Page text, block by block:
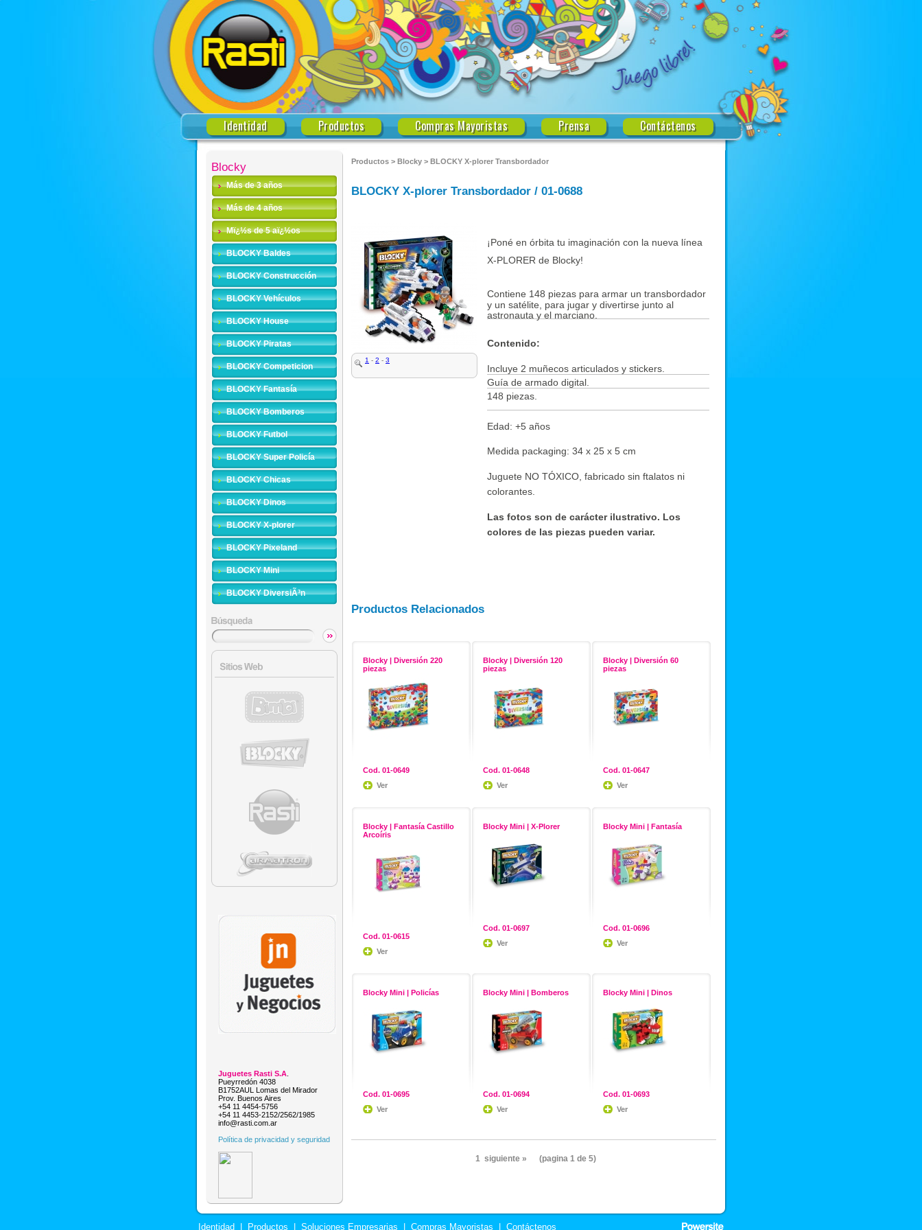
Identidad Productos Compras Mayoristas Prensa Contáctenos
Blocky
Más de 3 años
Más de 4 años
Mï¿½s de 5 aï¿½os
BLOCKY Baldes
BLOCKY Construcción
BLOCKY Vehículos
BLOCKY House
BLOCKY Piratas
BLOCKY Competicion
BLOCKY Fantasía
BLOCKY Bomberos
BLOCKY Futbol
BLOCKY Super Policía
BLOCKY Chicas
BLOCKY Dinos
BLOCKY X-plorer
BLOCKY Pixeland
BLOCKY Mini
BLOCKY DiversiÃ³n
Juguetes Rasti S.A
Pueyrredón 4038
B1752AUL Lomas del Mirador
Prov. Buenos Aires
+54 11 4454-5756
+54 11 4453-2152/2562/1985
info@rasti.com.ar
Política de privacidad y seguridad
Productos > Blocky > BLOCKY X-plorer Transbordador
BLOCKY X-plorer Transbordador / 01-0688
1 - 2 - 3
¡Poné en órbita tu imaginación con la nueva línea
X-PLORER de Blocky!
Contiene 148 piezas para armar un transbordador
y un satélite, para jugar y divertirse junto al
astronauta y el marciano.
Contenido:
Incluye 2 muñecos articulados y stickers.
Guía de armado digital.
148 piezas.
Edad: +5 años
Medida packaging: 34 x 25 x 5 cm
Juguete NO TÓXICO, fabricado sin ftalatos ni
colorantes.
Las fotos son de carácter ilustrativo. Los
colores de las piezas pueden variar.
Productos Relacionados
Blocky | Diversión 220
piezas
Cod. 01-0649
Ver
Blocky | Diversión 120
piezas
Cod. 01-0648
Ver
Blocky | Diversión 60
piezas
Cod. 01-0647
Ver
Blocky | Fantasía Castillo
Arcoíris
Cod. 01-0615
Ver
Blocky Mini | X-Plorer
Cod. 01-0697
Ver
Blocky Mini | Fantasía
Cod. 01-0696
Ver
Blocky Mini | Policías
Cod. 01-0695
Ver
Blocky Mini | Bomberos
Cod. 01-0694
Ver
Blocky Mini | Dinos
Cod. 01-0693
Ver
1 siguiente » (pagina 1 de 5)
Identidad Productos Soluciones Empresarias Compras Mayoristas Contáctenos